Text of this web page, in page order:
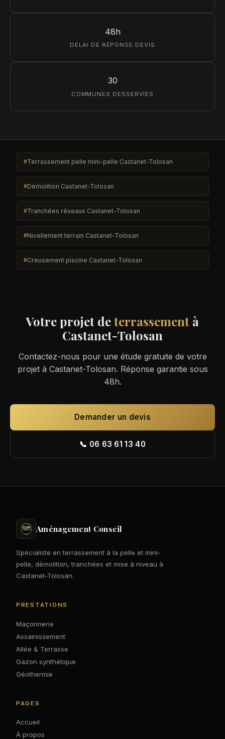
48h
DÉLAI DE RÉPONSE DEVIS
30
COMMUNES DESSERVIES
Terrassement pelle mini-pelle Castanet-Tolosan
Démolition Castanet-Tolosan
Tranchées réseaux Castanet-Tolosan
Nivellement terrain Castanet-Tolosan
Creusement piscine Castanet-Tolosan
Votre projet deterrassement à
Castanet-Tolosan
Contactez-nous pour une étude gratuite de votre
projet à Castanet-Tolosan. Réponse garantie sous
48h.
Demander un devis
📞 06 63 61 13 40
Aménagement Conseil
Spécialiste en terrassement à la pelle et mini-
pelle, démolition, tranchées et mise à niveau à
Castanet-Tolosan.
PRESTATIONS
Maçonnerie
Assainissement
Allée & Terrasse
Gazon synthétique
Géothermie
PAGES
Accueil
À propos